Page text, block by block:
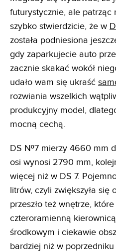
futurystycznie, ale patrząc
szybko stwierdzicie, że w
została podniesiona
gdy zaparkujecie auto
zacznie skakać wokół
udało wam się ukraść
rozwiania wszelkich
produkcyjny model,
mocną cechą.
DS Nº7 mierzy 4660 mm
osi wynosi 2790 mm,
więcej niż w DS 7.
litrów, czyli zwiększyła
przeszło też wnętrze,
czteroramienną
środkowym i ciekawie
bardziej niż w